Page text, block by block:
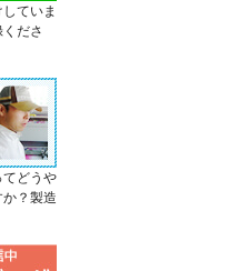
ていま
ださ
てどうや
？製造